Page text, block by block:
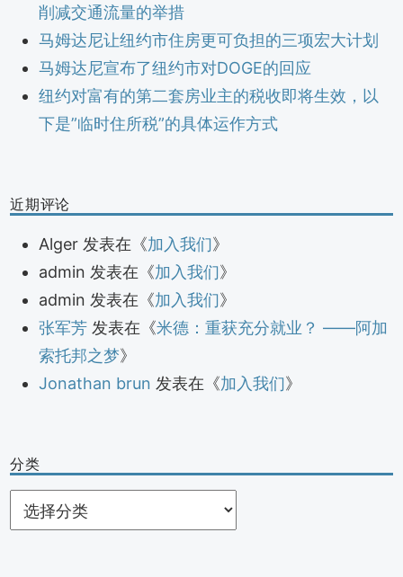
削减交通流量的举措
马姆达尼让纽约市住房更可负担的三项宏大计划
马姆达尼宣布了纽约市对DOGE的回应
纽约对富有的第二套房业主的税收即将生效，以
下是”临时住所税”的具体运作方式
近期评论
Alger 发表在《加入我们》
admin 发表在《加入我们》
admin 发表在《加入我们》
张军芳 发表在《米德：重获充分就业？ ——阿加
索托邦之梦》
Jonathan brun 发表在《加入我们》
分类
分
类